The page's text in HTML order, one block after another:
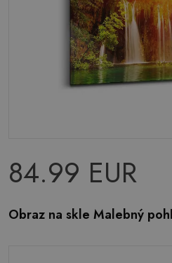
84.99 EUR
Obraz na skle Malebný